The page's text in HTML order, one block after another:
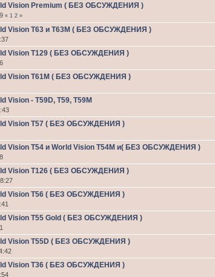
Vision Premium ( БЕЗ ОБСУЖДЕНИЯ )
« 1 2 »
Vision Т63 и T63M ( БЕЗ ОБСУЖДЕНИЯ )
Vision T129 ( БЕЗ ОБСУЖДЕНИЯ )
Vision Т61M ( БЕЗ ОБСУЖДЕНИЯ )
Vision - Т59D, Т59, Т59M
Vision T57 ( БЕЗ ОБСУЖДЕНИЯ )
Vision T54 и World Vision T54М и( БЕЗ ОБСУЖДЕНИЯ )
Vision T126 ( БЕЗ ОБСУЖДЕНИЯ )
Vision T56 ( БЕЗ ОБСУЖДЕНИЯ )
Vision T55 Gold ( БЕЗ ОБСУЖДЕНИЯ )
Vision T55D ( БЕЗ ОБСУЖДЕНИЯ )
Vision T36 ( БЕЗ ОБСУЖДЕНИЯ )